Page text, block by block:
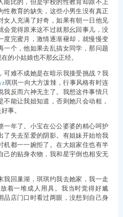
性教育的缺失，这些小男生没有真正
女人充满了好奇，如果有朝一日他见
会觉得原来这不过就那幺回事儿，没
度完蜜月，激情逐渐褪却，就慢慢变
一个，他如果去乱搞女同学，那问题
的小姑娘也不那幺正经。
可难不成她是在暗示我接受挑战？我
琪琪一向大方泼辣，行事风格有时连
我反而六神无主了。我想这件事情只
能让我姐知道，否则她只会动粗，
事。
一年了。小宝在公公婆婆的精心呵护
了失去至爱的阴影。有姐妹开始给我
机都一一婉拒了。在大姐家住也有半
己的贴身衣物，我和星宇倒也相安无
我回巢湖，琪琪约我去她家，我一走
着一堆成人用具。我当时觉得好尴
品店门口时看过两眼，没想到自己身